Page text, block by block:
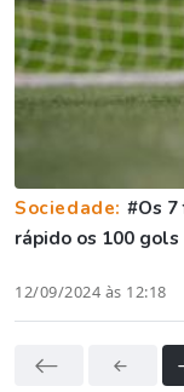
Sociedade: #Os
rápido os 100
12/09/2024 às 12:18